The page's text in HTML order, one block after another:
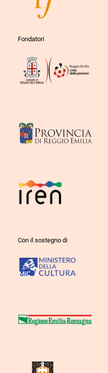
Fondatori
Con il sostegno di